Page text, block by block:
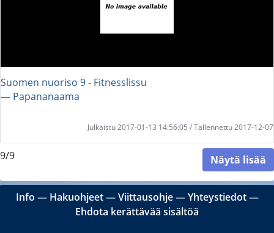
Suomen nuoriso 9 - Fitnesslissu
― Papananaama
Julkaistu 2017-01-13 14:56:05 / Tallennettu 2017-12-07
9/9 Näytä lisää
Info ― Hakuohjeet―Viittausohje―Yhteystiedot―
Ehdota kerättävää sisältöä